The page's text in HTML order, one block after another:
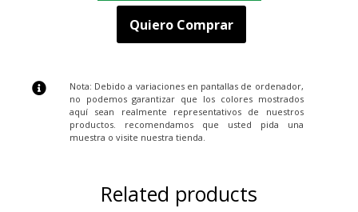
Quiero Comprar
Nota: Debido a variaciones en pantallas de ordenador,
no podemos garantizar que los colores mostrados
aquí sean realmente representativos de nuestros
productos. recomendamos que usted pida una
muestra o visite nuestra tienda.
Related products